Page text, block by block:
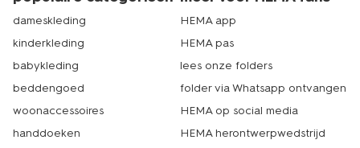
dameskleding
kinderkleding
babykleding
beddengoed
woonaccessoires
handdoeken
HEMA app
HEMA pas
lees onze folders
folder via Whatsapp ontvangen
HEMA op social media
HEMA herontwerpwedstrijd